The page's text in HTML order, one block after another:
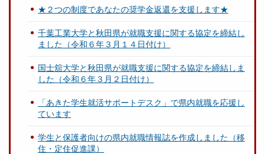
★２つの制度であなたの奨学金返還を支援します★
千葉工業大学と秋田県が就職支援に関する協定を締結し
ました（令和６年３月１４日付け）
国士舘大学と秋田県が就職支援に関する協定を締結しま
した（令和６年３月２日付け）
「あきた学生就活サポートデスク」で県内就職を応援し
ています
学生と保護者向けの県内就職情報誌を作成しました（移
住・定住促進課）